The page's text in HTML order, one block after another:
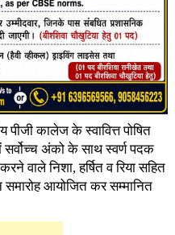
कालेज के स्वावित्त पोषित
में सर्वोच्च अंको के साथ स्वर्ण पदक
वाले निशा, हर्षित व रिया सहित
समारोह आयोजित कर सम्मानित